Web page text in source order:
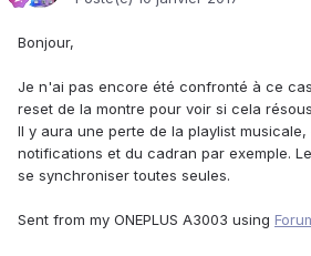
Bonjour,
Je n'ai pas encore été confronté à ce
reset de la montre pour voir si cela
Il y aura une perte de la playlist
notifications et du cadran par exemple.
se synchroniser toutes seules.
Sent from my ONEPLUS A3003 using